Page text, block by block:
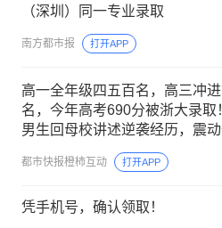
（深圳）同一专业录取
南方都市报 打开APP
高一全年级四五百名，高三冲
名，今年高考690分被浙大录取
男生回母校讲述逆袭经历，震
都市快报橙柿互动 打开APP
凭手机号，确认领取！